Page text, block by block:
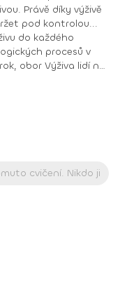
Právě díky výživě
pod kontrolou...
do každého
procesů v
zdrojů. Moje
jako posluchač a